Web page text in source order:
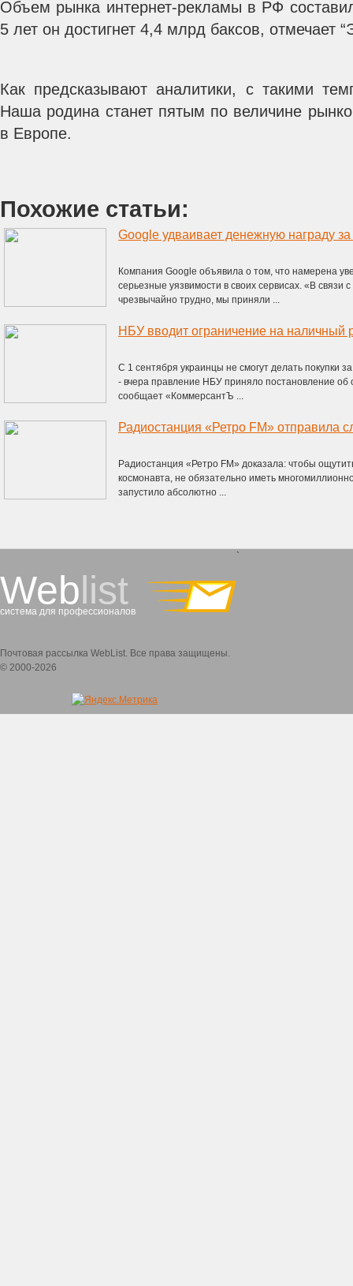
Объем рынка интернет-рекламы в РФ
5 лет он достигнет 4,4 млрд баксов, отмечает
Как предсказывают аналитики, с такими
Наша родина станет пятым по величине
в Европе.
Похожие статьи:
Google удваивает денежную награду
Компания Google объявила о том, что намерена
серьезные уязвимости в своих сервисах. «В связи
чрезвычайно трудно, мы приняли ...
НБУ вводит ограничение на наличный
С 1 сентября украинцы не смогут делать покупки
- вчера правление НБУ приняло постановление об
сообщает «КоммерсантЪ ...
Радиостанция «Ретро FM» доказала: чтобы
космонавта, не обязательно иметь
запустило абсолютно ...
Weblist
система для профессионалов
`
Почтовая рассылка WebList. Все права защищены.
© 2000-2026